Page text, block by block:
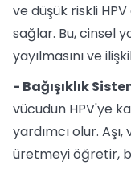
ve düşük riskli
sağlar. Bu, cinsel
yayılmasını ve
- Bağışıklık
vücudun HPV'ye
yardımcı olur.
üretmeyi öğretir,